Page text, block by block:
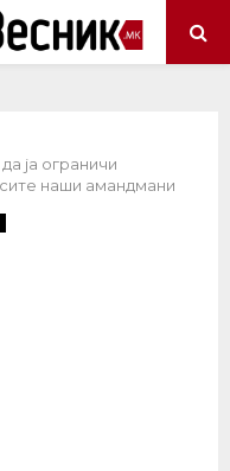
ја ограничи
сите наши амандмани